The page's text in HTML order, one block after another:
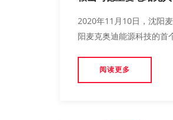
2020年11月10日，沈阳
阳麦克奥迪能源科技的首个
阅读更多